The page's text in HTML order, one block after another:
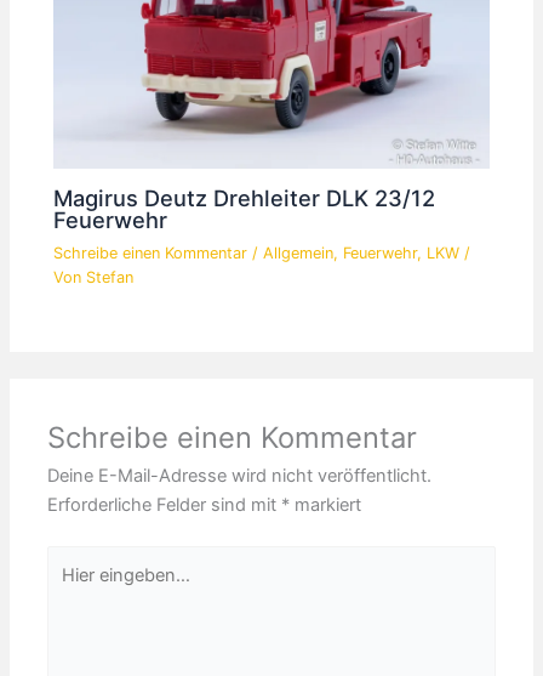
Magirus Deutz Drehleiter DLK 23/12
Feuerwehr
Schreibe einen Kommentar /Allgemein, Feuerwehr, LKW /
Von Stefan
Schreibe einen Kommentar
Deine E-Mail-Adresse wird nicht veröffentlicht.
Erforderliche Felder sind mit * markiert
eingeben…